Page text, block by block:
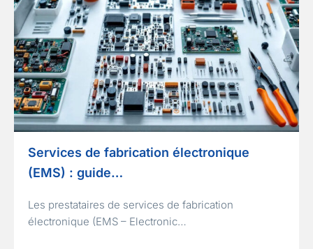
Services de fabrication électronique
(EMS) : guide…
Les prestataires de services de fabrication
électronique (EMS – Electronic…